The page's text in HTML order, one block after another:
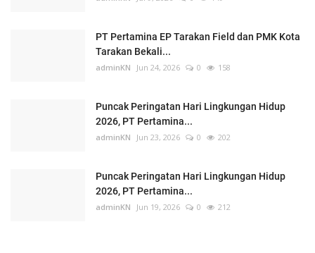
PT Pertamina EP Tarakan Field dan PMK Kota
Tarakan Bekali...
adminKN Jun 24, 2026 0 158
Puncak Peringatan Hari Lingkungan Hidup
2026, PT Pertamina...
adminKN Jun 23, 2026 0 202
Puncak Peringatan Hari Lingkungan Hidup
2026, PT Pertamina...
adminKN Jun 19, 2026 0 212